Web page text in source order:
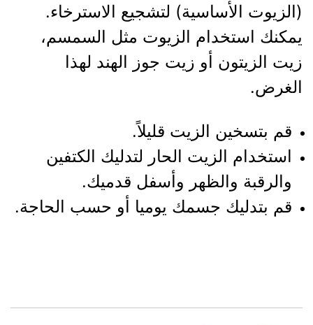
(الزيوت الأساسية) لتشجيع الاسترخاء.
يمكنك استخدام الزيوت مثل السمسم،
زيت الزيتون أو زيت جوز الهند لهذا
الغرض.
قم بتسخين الزيت قليلاً.
استخدام الزيت الحار لتدليك الكتفين
والرقبة والظهر وأسفل قدميك.
قم بتدليك جسمك يوميا أو حسب الحاجة.